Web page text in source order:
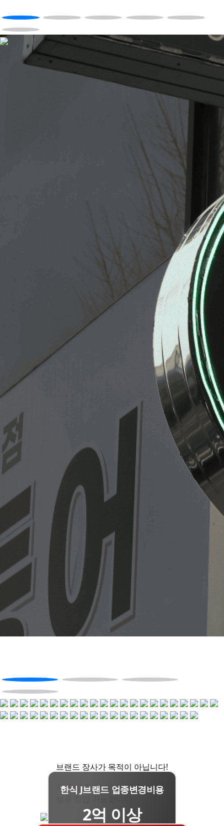
브랜드 장사가 목적이 아닙니다!
꼭, 필요한 최소비용만으로
성공 창업 가능합니다.
한식 J브랜드 업종변경비용
2억 이상